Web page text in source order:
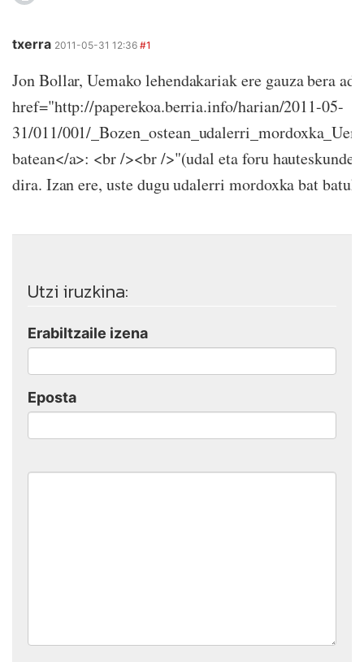
txerra 2011-05-31 12:36 #1
Jon Bollar, Uemako lehendakariak ere gauza bera
href="http://paperekoa.berria.info/harian/2011-05-
31/011/001/
batean</a>: <br /><br />"(udal eta foru
dira. Izan ere, uste dugu udalerri mordoxka bat
Utzi iruzkina:
Erabiltzaile izena
Eposta